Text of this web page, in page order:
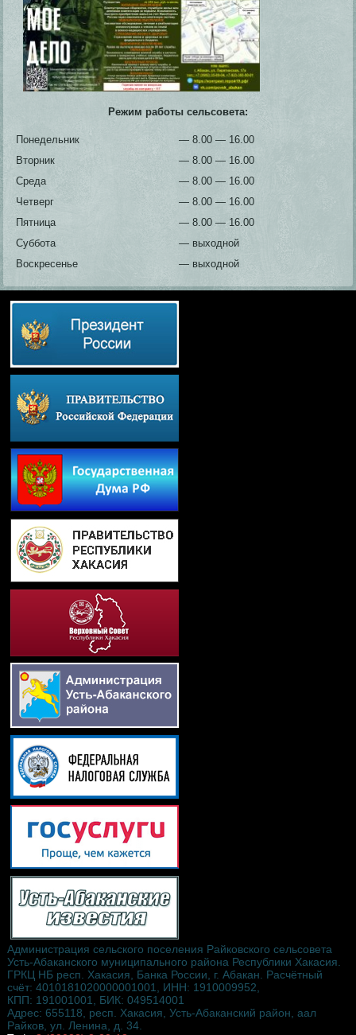
Режим работы сельсовета:
Понедельник
— 8.00 — 16.00
Вторник
— 8.00 — 16.00
Среда
— 8.00 — 16.00
Четверг
— 8.00 — 16.00
Пятница
— 8.00 — 16.00
Суббота
— выходной
Воскресенье
— выходной
Администрация сельского поселения Райковского сельсовета
Усть-Абаканского муниципального района Республики Хакасия.
ГРКЦ НБ респ. Хакасия, Банка России, г. Абакан. Расчётный
счёт: 4010181020000001001, ИНН: 1910009952,
КПП: 191001001, БИК: 049514001
Адрес: 655118, респ. Хакасия, Усть-Абаканский район, аал
Райков, ул. Ленина, д. 34.